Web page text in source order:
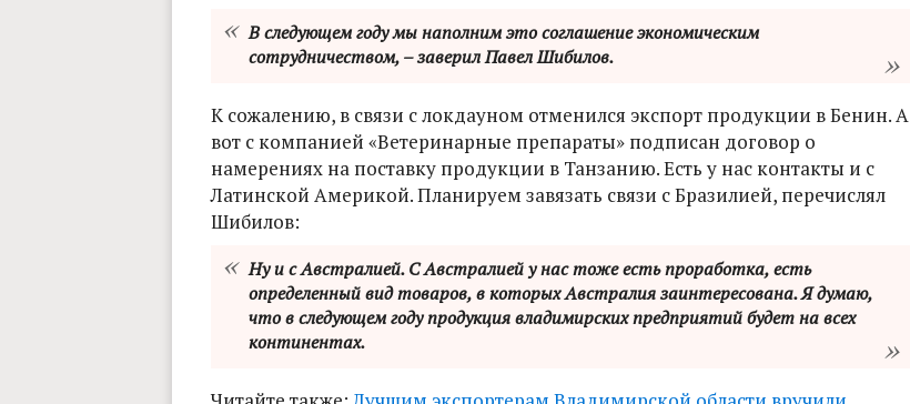
В следующем году мы наполним это соглашение экономическим
сотрудничеством, – заверил Павел Шибилов.
К сожалению, в связи с локдауном отменился экспорт продукции в Бенин. А
вот с компанией «Ветеринарные препараты» подписан договор о
намерениях на поставку продукции в Танзанию. Есть у нас контакты и с
Латинской Америкой. Планируем завязать связи с Бразилией, перечислял
Шибилов:
Ну и с Австралией. С Австралией у нас тоже есть проработка, есть
определенный вид товаров, в которых Австралия заинтересована. Я думаю,
что в следующем году продукция владимирских предприятий будет на всех
континентах.